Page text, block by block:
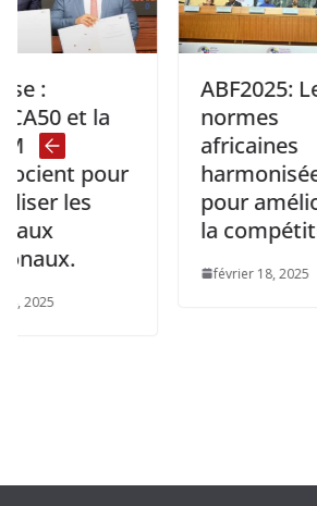
et la
pour
les
ABF2025: Les
normes
africaines
harmonisées
pour améliorer
la compétitivité.
février 18, 2025